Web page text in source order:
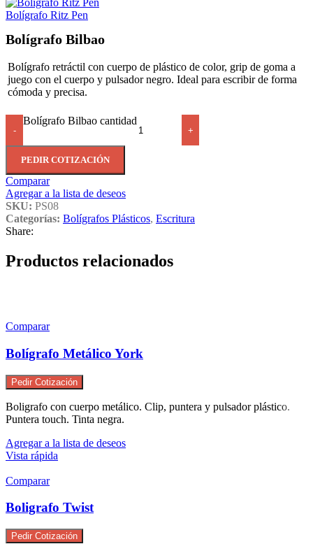
Bolígrafo Ritz Pen
Bolígrafo Bilbao
Bolígrafo retráctil con cuerpo de plástico de color, grip de goma a
juego con el cuerpo y pulsador negro. Ideal para escribir de forma
cómoda y precisa.
-
Bolígrafo Bilbao cantidad
+
PEDIR COTIZACIÓN
Comparar
Agregar a la lista de deseos
SKU: PS08
Categorías: Bolígrafos Plásticos, Escritura
Share:
Productos relacionados
Comparar
Bolígrafo Metálico York
Pedir Cotización
Boligrafo con cuerpo metálico. Clip, puntera y pulsador plástico.
Puntera touch. Tinta negra.
Agregar a la lista de deseos
Vista rápida
Comparar
Boligrafo Twist
Pedir Cotización